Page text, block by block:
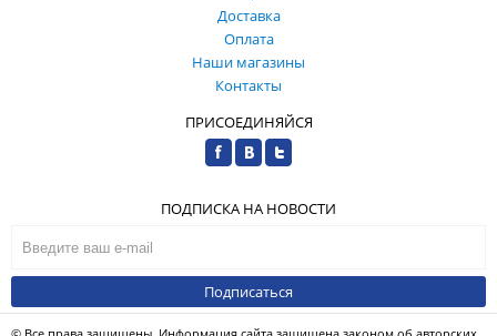
Доставка
Оплата
Наши магазины
Контакты
ПРИСОЕДИНЯЙСЯ
ПОДПИСКА НА НОВОСТИ
Подписаться